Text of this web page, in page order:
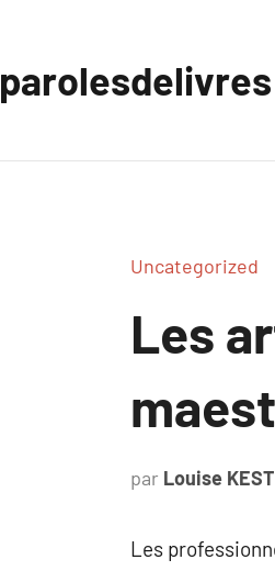
parolesdelivres
Uncategorized
Les
par Louise
Les